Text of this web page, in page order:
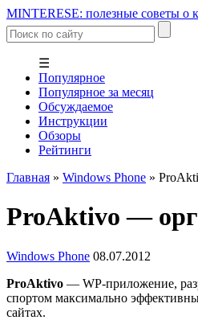
MINTERESE: полезные советы о
☰
Популярное
Популярное за месяц
Обсуждаемое
Инструкции
Обзоры
Рейтинги
Главная » Windows Phone »
ProAktivo —
Windows Phone 08.07.2012
ProAktivo — WP-приложение,
спортом максимально
сайтах.